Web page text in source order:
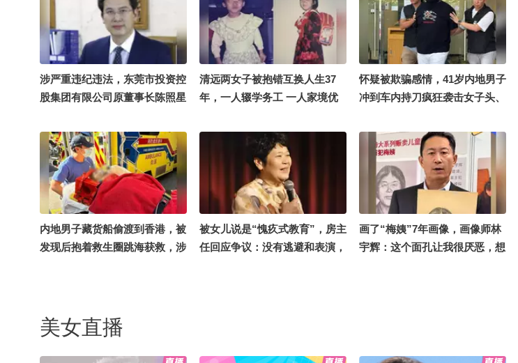
涉严重违纪违法，东莞市投资控
股集团有限公司原董事长陈照星
清远两女子被抱错互换人生37
年，一人辍学务工 一人家境优
论影响，双方家庭经常一起吃饭
怀疑被欺骗感情，41岁内地男子
冲到车内持刀疯狂袭击女子头、
内地男子藏货船偷渡到香港，被
发现后抱着救生圈跳海获救，涉
被女儿说是“愧疚式教育”，房主
任回应争议：没有逃避和表演，
画了“梅姨”7年画像，画像师林
宇辉：这个面孔让我很厌恶，想
美女直播